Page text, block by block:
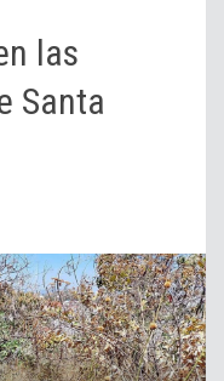
las
Santa